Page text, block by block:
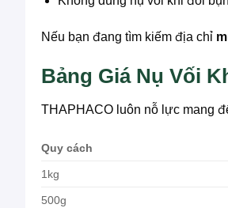
Nếu bạn đang tìm kiếm địa chỉ
Bảng Giá Nụ Vối
THAPHACO luôn nỗ lực mang
Quy cách
1kg
500g